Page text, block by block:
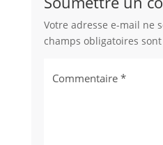
Votre adresse e-mail ne
champs obligatoires